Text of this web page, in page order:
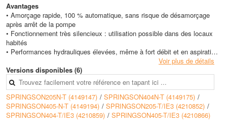
Avantages
• Amorçage rapide, 100 % automatique, sans risque de désamorçage
après arrêt de la pompe
• Fonctionnement très silencieux : utilisation possible dans des locaux
habités
• Performances hydrauliques élevées, même à fort débit et en aspiration
• Eléments constitutifs insensibles à la corrosion
Caractéristiques techniques
• Pression de service max : 8 bars
• Plage de température : de +5°C à +35°C
• Température ambiante max : + 40°C
Voir plus de détails
Versions disponibles (6)
SPRINGSON205N-T (4149147) / SPRINGSON404N-T (4149175) /
SPRINGSON405-N-T (4149194) / SPRINGSON205-T/IE3 (4210852) /
SPRINGSON404-T/IE3 (4210859) / SPRINGSON405-T/IE3 (4210866)